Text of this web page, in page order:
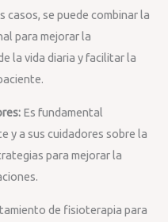
casos, se puede combinar la
para mejorar la
la vida diaria y facilitar la
Es fundamental
y a sus cuidadores sobre la
para mejorar la
de fisioterapia para